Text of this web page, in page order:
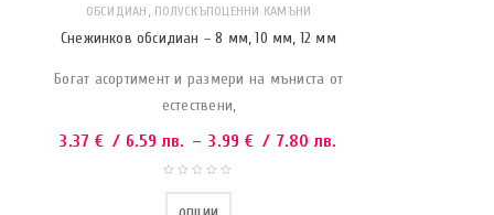
ОБСИДИАН , ПОЛУСКЪПОЦЕННИ КАМЪНИ
Снежинков обсидиан – 8 мм, 10 мм, 12 мм
Богат асортимент и размери на мъниста от
естествени,
3.37 € / 6.59 лв. – 3.99 € / 7.80 лв.